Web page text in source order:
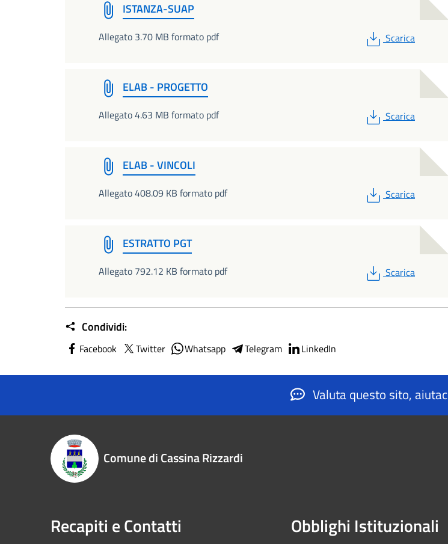
ISTANZA-SUAP
Allegato 3.70 MB formato pdf PDF
Scarica
ELAB - PROGETTO
Allegato 4.63 MB formato pdf PDF
Scarica
ELAB - VINCOLI
Allegato 408.09 KB formato pdf PDF
Scarica
ESTRATTO PGT
Allegato 792.12 KB formato pdf PDF
Scarica
Condividi:
Facebook Twitter Whatsapp Telegram LinkedIn
Valuta questo sito,
Comune di Cassina Rizzardi
Recapiti e Contatti Obblighi Istituzionali